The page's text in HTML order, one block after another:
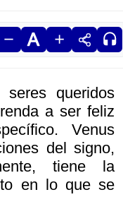
queridos
a ser feliz
Venus
del signo,
tiene la
en lo que se